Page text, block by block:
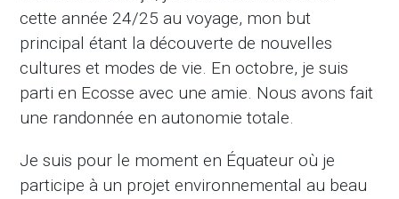
cette année 24/25 au voyage, mon but
principal étant la découverte de nouvelles
cultures et modes de vie. En octobre, je suis
parti en Ecosse avec une amie. Nous avons fait
une randonnée en autonomie totale.
Je suis pour le moment en Équateur où je
participe à un projet environnemental au beau